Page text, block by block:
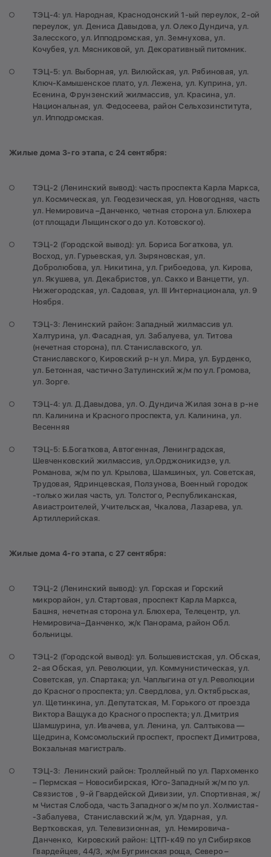
ТЭЦ-4: ул. Народная, Краснодонский 1-ый переулок, 2-ой
переулок, ул. Дениса Давыдова, ул. Олеко Дундича, ул.
Залесского, ул. Ипподромская, ул. Земнухова, ул.
Кочубея, ул. Мясниковой, ул. Декоративный питомник.
ТЭЦ-5: ул. Выборная, ул. Вилюйская, ул. Рябиновая, ул.
Ключ-Камышенское плато, ул. Лежена, ул. Куприна, ул.
Есенина, Фрунзенский жилмассив, ул. Красина, ул.
Национальная, ул. Федосеева, район Сельхозинститута,
ул. Ипподромская.
Жилые дома 3-го этапа, с 24 сентября:
ТЭЦ-2 (Ленинский вывод): часть проспекта Карла Маркса,
ул. Космическая, ул. Геодезическая, ул. Новогодняя, часть
ул. Немировича –Данченко, четная сторона ул. Блюхера
(от площади Лыщинского до ул. Котовского).
ТЭЦ-2 (Городской вывод): ул. Бориса Богаткова, ул.
Восход, ул. Гурьевская, ул. Зыряновская, ул.
Добролюбова, ул. Никитина, ул. Грибоедова, ул. Кирова,
ул. Якушева, ул. Декабристов, ул. Сакко и Ванцетти, ул.
Нижегородская, ул. Садовая, ул. III Интернационала, ул. 9
Ноября.
ТЭЦ-3: Ленинский район: Западный жилмассив ул.
Халтурина, ул. Фасадная, ул. Забалуева, ул. Титова
(нечетная сторона), пл. Станиславского, ул.
Станиславского, Кировский р-н ул. Мира, ул. Бурденко,
ул. Бетонная, частично Затулинский ж/м по ул. Громова,
ул. Зорге.
ТЭЦ-4: ул. Д.Давыдова, ул. О. Дундича Жилая зона в р-не
пл. Калинина и Красного проспекта, ул. Калинина, ул.
Весенняя
ТЭЦ-5: Б.Богаткова, Автогенная, Ленинградская,
Шевченковский жилмассив, ул.Орджоникидзе, ул.
Романова, ж/м по ул. Крылова, Шамшиных, ул. Советская,
Трудовая, Ядринцевская, Ползунова, Военный городок
-только жилая часть, ул. Толстого, Республиканская,
Авиастроителей, Учительская, Чкалова, Лазарева, ул.
Артиллерийская.
Жилые дома 4-го этапа, с 27 сентября:
ТЭЦ-2 (Ленинский вывод): ул. Горская и Горский
микрорайон, ул. Стартовая, проспект Карла Маркса,
Башня, нечетная сторона ул. Блюхера, Телецентр, ул.
Немировича–Данченко, ж/к Панорама, район Обл.
больницы.
ТЭЦ-2 (Городской вывод): ул. Большевистская, ул. Обская,
2-ая Обская, ул. Революции, ул. Коммунистическая, ул.
Советская, ул. Спартака; ул. Чаплыгина от ул. Революции
до Красного проспекта; ул. Свердлова, ул. Октябрьская,
ул. Щетинкина, ул. Депутатская, М. Горького от проезда
Виктора Ващука до Красного проспекта; ул. Дмитрия
Шамшурина, ул. Ивачева, ул. Ленина, ул. Салтыкова —
Щедрина, Комсомольский проспект, проспект Димитрова,
Вокзальная магистраль.
ТЭЦ-3: Ленинский район: Троллейный по ул. Пархоменко
– Пермская – Новосибирская, Юго-Западный ж/м по ул.
Связистов , 9-й Гвардейской Дивизии, ул. Спортивная, ж/
м Чистая Слобода, часть Западного ж/м по ул. Холмистая-
-Забалуева, Станиславский ж/м, ул. Ударная, ул.
Вертковская, ул. Телевизионная, ул. Немировича-
Данченко, Кировский район: ЦТП-к49 по ул Сибиряков
Гвардейцев, 44/3, ж/м Бугринская роща, Северо –